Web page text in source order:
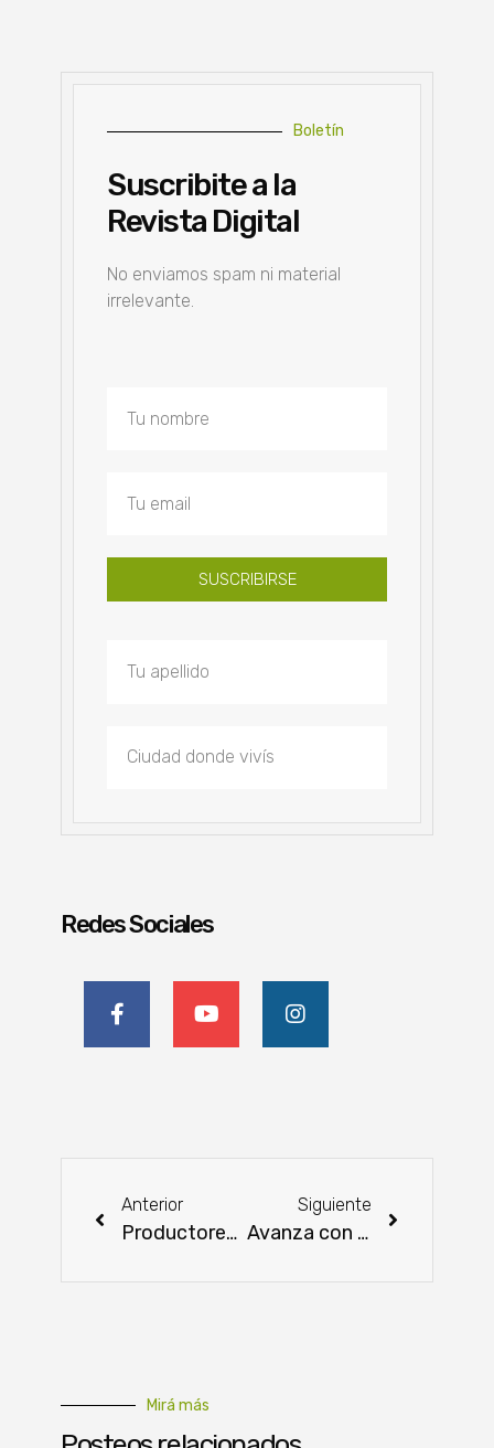
Boletín
Suscribite a la
Revista Digital
No enviamos spam ni material
irrelevante.
SUSCRIBIRSE
Redes Sociales
Anterior
Productores de Caazapá: éxito en producción de miel
Siguiente
Avanza con éxito el plan «Cultivar Tomates Todo el Año»
Mirá más